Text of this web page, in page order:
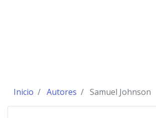
Inicio Autores Samuel Johnson